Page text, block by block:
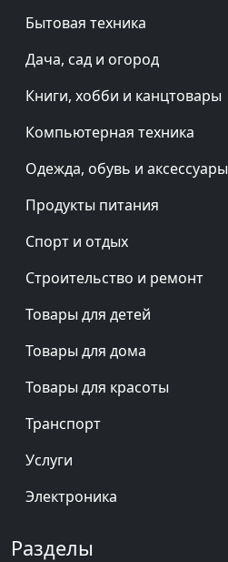
Бытовая техника
Дача, сад и огород
Книги, хобби и канцтовары
Компьютерная техника
Одежда, обувь и аксессуары
Продукты питания
Спорт и отдых
Строительство и ремонт
Товары для детей
Товары для дома
Товары для красоты
Транспорт
Услуги
Электроника
Разделы